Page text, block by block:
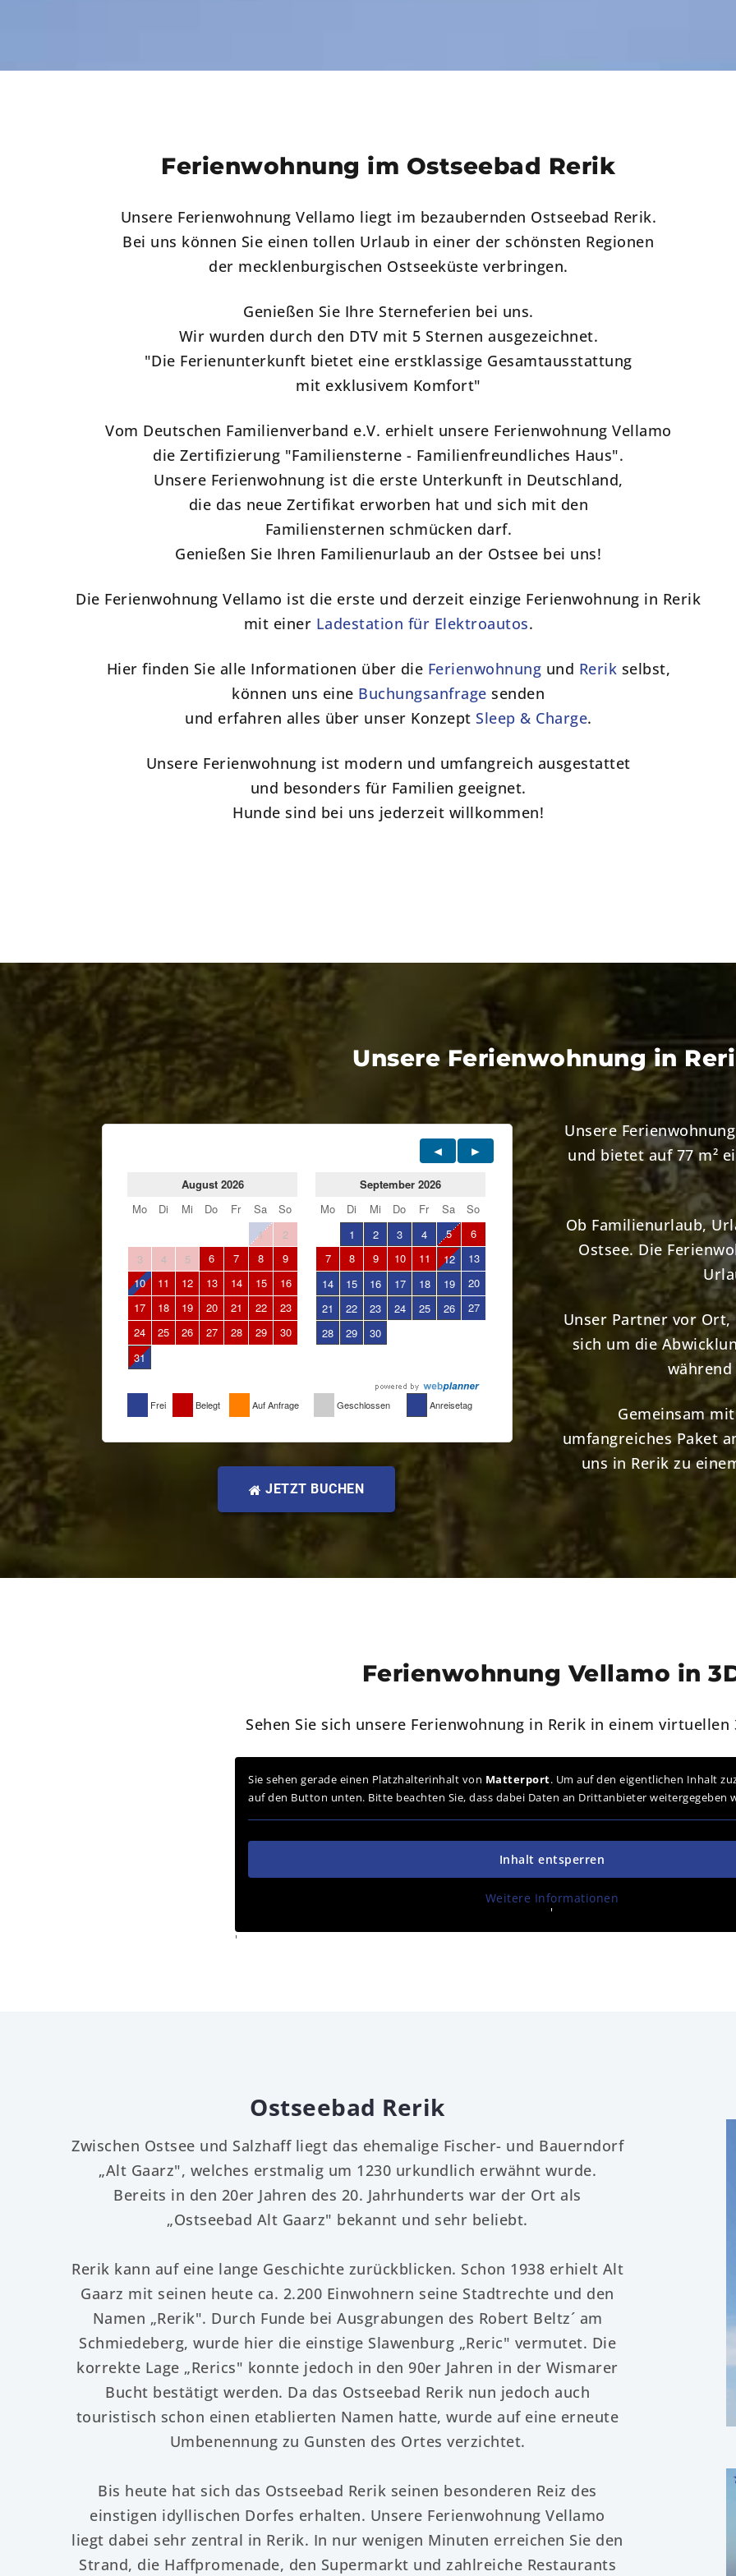
Ferienwohnung im Ostseebad Rerik
Unsere Ferienwohnung Vellamo liegt im bezaubernden Ostseebad Rerik.
Bei uns können Sie einen tollen Urlaub in einer der schönsten Regionen
der mecklenburgischen Ostseeküste verbringen.
Genießen Sie Ihre Sterneferien bei uns.
Wir wurden durch den DTV mit 5 Sternen ausgezeichnet.
"Die Ferienunterkunft bietet eine erstklassige Gesamtausstattung
mit exklusivem Komfort"
Vom Deutschen Familienverband e.V. erhielt unsere Ferienwohnung Vellamo
die Zertifizierung "Familiensterne - Familienfreundliches Haus".
Unsere Ferienwohnung ist die erste Unterkunft in Deutschland,
die das neue Zertifikat erworben hat und sich mit den
Familiensternen schmücken darf.
Genießen Sie Ihren Familienurlaub an der Ostsee bei uns!
Die Ferienwohnung Vellamo ist die erste und derzeit einzige Ferienwohnung in Rerik
mit einer Ladestation für Elektroautos.
Hier finden Sie alle Informationen über die Ferienwohnung und Rerik selbst,
können uns eine Buchungsanfrage senden
und erfahren alles über unser Konzept Sleep & Charge.
Unsere Ferienwohnung ist modern und umfangreich ausgestattet
und besonders für Familien geeignet.
Hunde sind bei uns jederzeit willkommen!
Unsere Ferienwohnung in
JETZT BUCHEN
Unsere
und bietet auf 77 m²
Ob Familienurlaub,
Ostsee. Die
Unser Partner vor
sich um die
Gemeinsam
umfangreiches Paket
uns in Rerik zu
Ferienwohnung Vellamo in
Sehen Sie sich unsere Ferienwohnung in Rerik in einem virtuellen
Sie sehen gerade einen Platzhalterinhalt von Matterport. Um auf den eigentlichen Inhalt
auf den Button unten. Bitte beachten Sie, dass dabei Daten an Drittanbieter weitergegeben
Inhalt entsperren
Weitere Informationen
'
'
Ostseebad Rerik
Zwischen Ostsee und Salzhaff liegt das ehemalige Fischer- und Bauerndorf
„Alt Gaarz", welches erstmalig um 1230 urkundlich erwähnt wurde.
Bereits in den 20er Jahren des 20. Jahrhunderts war der Ort als
„Ostseebad Alt Gaarz" bekannt und sehr beliebt.
Rerik kann auf eine lange Geschichte zurückblicken. Schon 1938 erhielt Alt
Gaarz mit seinen heute ca. 2.200 Einwohnern seine Stadtrechte und den
Namen „Rerik". Durch Funde bei Ausgrabungen des Robert Beltz´ am
Schmiedeberg, wurde hier die einstige Slawenburg „Reric" vermutet. Die
korrekte Lage „Rerics" konnte jedoch in den 90er Jahren in der Wismarer
Bucht bestätigt werden. Da das Ostseebad Rerik nun jedoch auch
touristisch schon einen etablierten Namen hatte, wurde auf eine erneute
Umbenennung zu Gunsten des Ortes verzichtet.
Bis heute hat sich das Ostseebad Rerik seinen besonderen Reiz des
einstigen idyllischen Dorfes erhalten. Unsere Ferienwohnung Vellamo
liegt dabei sehr zentral in Rerik. In nur wenigen Minuten erreichen Sie den
Strand, die Haffpromenade, den Supermarkt und zahlreiche Restaurants